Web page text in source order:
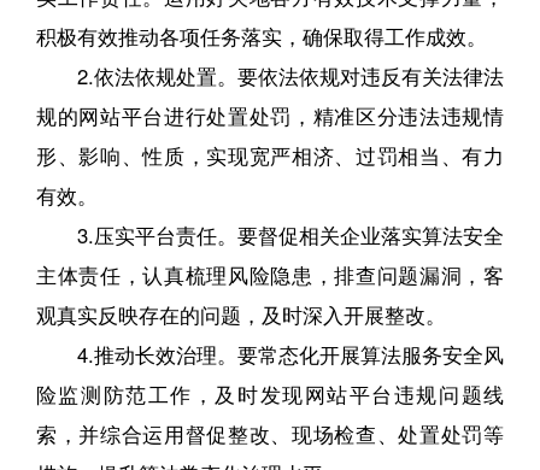
积极有效推动各项任务落实，确保取得工作成效。
2.依法依规处置。要依法依规对违反有关法律法
规的网站平台进行处置处罚，精准区分违法违规情
形、影响、性质，实现宽严相济、过罚相当、有力
有效。
3.压实平台责任。要督促相关企业落实算法安全
主体责任，认真梳理风险隐患，排查问题漏洞，客
观真实反映存在的问题，及时深入开展整改。
4.推动长效治理。要常态化开展算法服务安全风
险监测防范工作，及时发现网站平台违规问题线
索，并综合运用督促整改、现场检查、处置处罚等